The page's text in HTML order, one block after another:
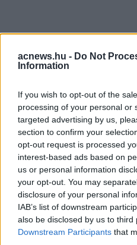
acnews.hu - Do Not
Information
If you wish to opt-out of the
processing of your personal or
targeted advertising by us,
section to confirm your
opt-out request is processed
interest-based ads based on
us or personal information
your opt-out. You may
disclosure of your personal
IAB’s list of downstream
also be disclosed by us to third
Downstream Participants that
Facebook
Reddit
Hirdetés